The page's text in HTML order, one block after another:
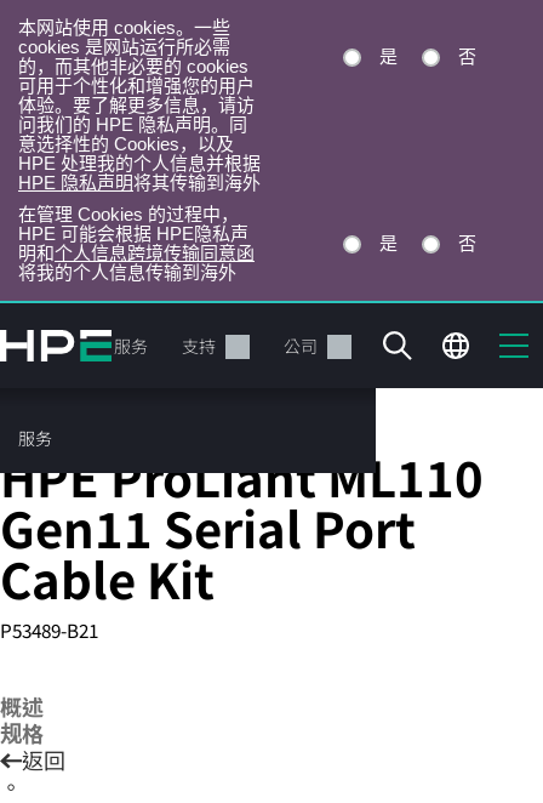
本网站使用 cookies。一些
cookies 是网站运行所必需
的，而其他非必要的 cookies
可用于个性化和增强您的用户
体验。要了解更多信息，请访
问我们的 HPE 隐私声明。同
意选择性的 Cookies，以及
HPE 处理我的个人信息并根据
HPE 隐私声明将其传输到海外
是 否
在管理 Cookies 的过程中，
HPE 可能会根据 HPE隐私声
明和个人信息跨境传输同意函
将我的个人信息传输到海外
是 否
转
到
目
录
产品 服务 支持 公司
服务
您的购物车目前是空的
线缆选件
HPE ProLiant ML110
Gen11 Serial Port
Cable Kit
P53489-B21
概述
规格
返回
。